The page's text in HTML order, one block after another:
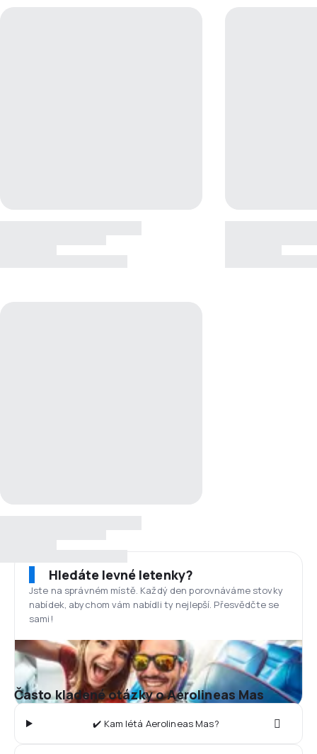
Hledáte levné letenky?
Jste na správném místě. Každý den porovnáváme stovky
nabídek, abychom vám nabídli ty nejlepší. Přesvědčte se
sami!
Často kladené otázky o Aerolineas Mas
✔️ Kam létá Aerolineas Mas?